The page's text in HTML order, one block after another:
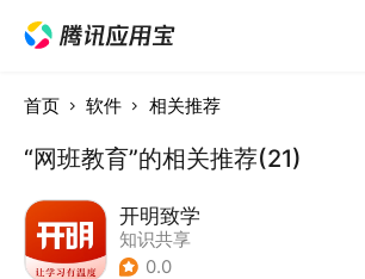
首页 软件 相关推荐
“网班教育”的相关推荐(21)
开明致学
知识共享
0.0